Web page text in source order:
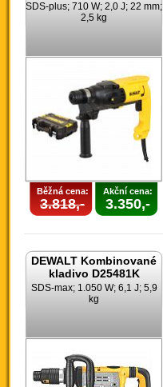
SDS-plus; 710 W; 2,0 J; 22 mm;
2,5 kg
Běžná cena:
3.818,-
Akční cena:
3.350,-
DEWALT Kombinované
kladivo D25481K
SDS-max; 1.050 W; 6,1 J; 5,9
kg